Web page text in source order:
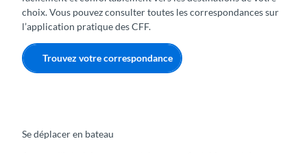
choix. Vous pouvez consulter toutes les correspondances sur
l’application pratique des CFF.
Trouvez votre correspondance
Se déplacer en bateau